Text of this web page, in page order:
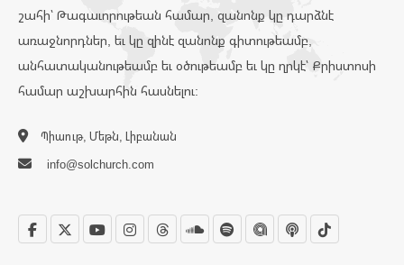
շահի՝ Թագաւորութեան համար, զանոնք կը դարձնէ
առաջնորդներ, եւ կը զինէ զանոնք գիտութեամբ,
անհատականութեամբ եւ օծութեամբ եւ կը ղրկէ՝ Քրիստոսի
համար աշխարհին հասնելու:
Պիաութ, Մեթն, Լիբանան
info@solchurch.com